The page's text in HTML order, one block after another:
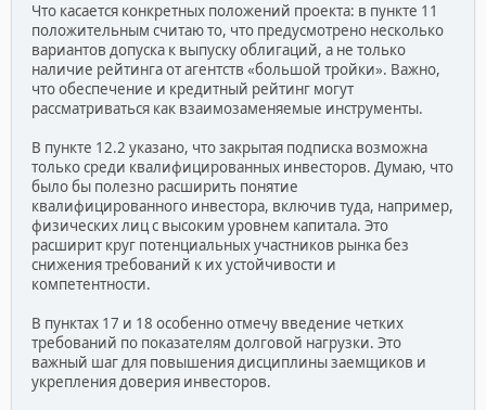
Что касается конкретных положений проекта: в пункте 11
положительным считаю то, что предусмотрено несколько
вариантов допуска к выпуску облигаций, а не только
наличие рейтинга от агентств «большой тройки». Важно,
что обеспечение и кредитный рейтинг могут
рассматриваться как взаимозаменяемые инструменты.
В пункте 12.2 указано, что закрытая подписка возможна
только среди квалифицированных инвесторов. Думаю, что
было бы полезно расширить понятие
квалифицированного инвестора, включив туда, например,
физических лиц с высоким уровнем капитала. Это
расширит круг потенциальных участников рынка без
снижения требований к их устойчивости и
компетентности.
В пунктах 17 и 18 особенно отмечу введение четких
требований по показателям долговой нагрузки. Это
важный шаг для повышения дисциплины заемщиков и
укрепления доверия инвесторов.